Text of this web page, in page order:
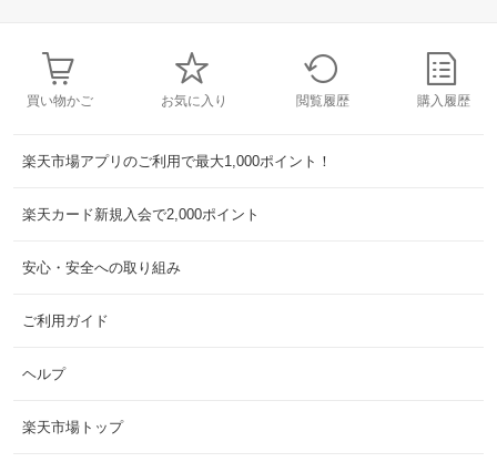
買い物かご お気に入り 閲覧履歴 購入履歴
楽天市場アプリのご利用で最大1,000ポイント！
楽天カード新規入会で2,000ポイント
安心・安全への取り組み
ご利用ガイド
ヘルプ
楽天市場トップ